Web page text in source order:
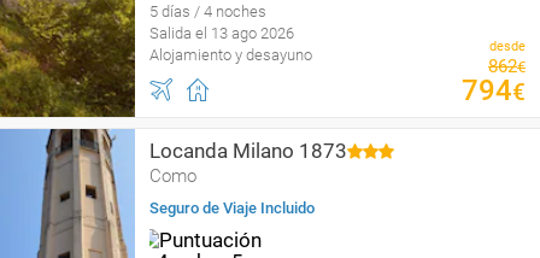
5 días / 4 noches
Salida el 13 ago 2026
Alojamiento y desayuno
desde
862€
794€
Locanda Milano 1873
Como
Seguro de Viaje Incluido